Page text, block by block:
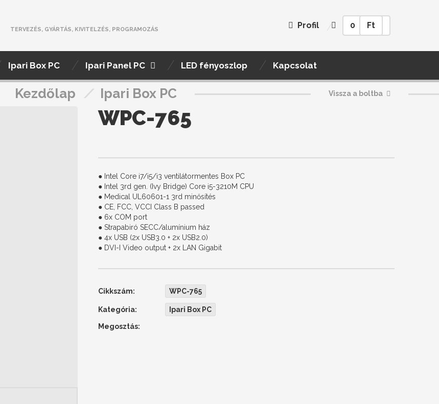
TERVEZÉS, GYÁRTÁS, KIVITELZÉS, PROGRAMOZÁS Profil 0 Ft
Ipari Box PC Ipari Panel PC LED fényoszlop Kapcsolat
Kezdőlap / Ipari Box PC Vissza a boltba
WPC-765
● Intel Core i7/i5/i3 ventilátormentes Box PC
● Intel 3rd gen. (Ivy Bridge) Core i5-3210M CPU
● Medical UL60601-1 3rd minősítés
● CE, FCC, VCCI Class B passed
● 6x COM port
● Strapabiró SECC/alumínium ház
● 4x USB (2x USB3.0 + 2x USB2.0)
● DVI-I Video output + 2x LAN Gigabit
Cikkszám: WPC-765
Kategória: Ipari Box PC
Megosztás: